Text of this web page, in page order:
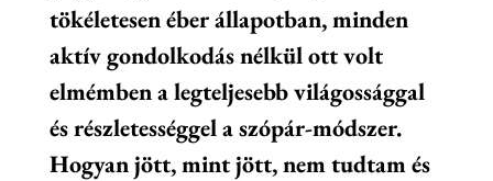
tökéletesen éber állapotban, minden
aktív gondolkodás nélkül ott volt
elmémben a legteljesebb világossággal
és részletességgel a szópár-módszer.
Hogyan jött, mint jött, nem tudtam és